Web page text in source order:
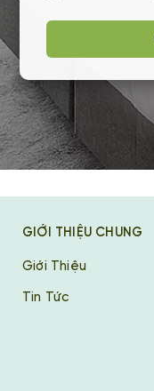
GIỚI THIỆU CHUNG
Giới Thiệu
Tin Tức